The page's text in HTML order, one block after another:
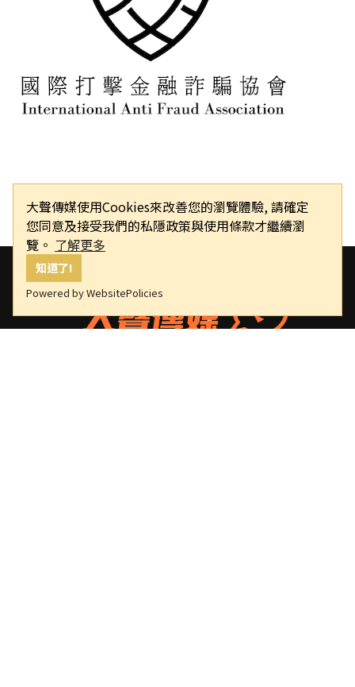
大聲傳媒使用Cookies來改善您的瀏覽體驗, 請確定
您同意及接受我們的私隱政策與使用條款才繼續瀏
覽。 了解更多
知道了!
Powered by WebsitePolicies